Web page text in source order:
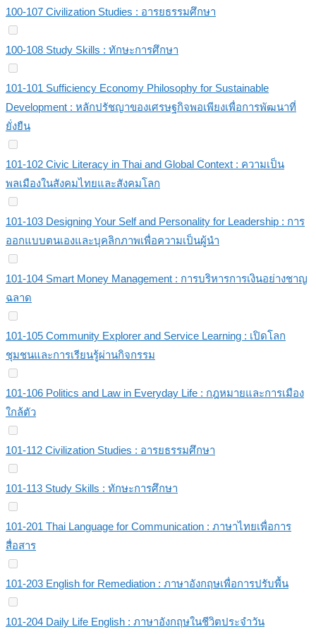
100-107 Civilization Studies : อารยธรรมศึกษา
100-108 Study Skills : ทักษะการศึกษา
101-101 Sufficiency Economy Philosophy for Sustainable
Development : หลักปรัชญาของเศรษฐกิจพอเพียงเพื่อการพัฒนาที่
ยั่งยืน
101-102 Civic Literacy in Thai and Global Context : ความเป็น
พลเมืองในสังคมไทยและสังคมโลก
101-103 Designing Your Self and Personality for Leadership : การ
ออกแบบตนเองและบุคลิกภาพเพื่อความเป็นผู้นำ
101-104 Smart Money Management : การบริหารการเงินอย่างชาญ
ฉลาด
101-105 Community Explorer and Service Learning : เปิดโลก
ชุมชนและการเรียนรู้ผ่านกิจกรรม
101-106 Politics and Law in Everyday Life : กฎหมายและการเมือง
ใกล้ตัว
101-112 Civilization Studies : อารยธรรมศึกษา
101-113 Study Skills : ทักษะการศึกษา
101-201 Thai Language for Communication : ภาษาไทยเพื่อการ
สื่อสาร
101-203 English for Remediation : ภาษาอังกฤษเพื่อการปรับพื้น
101-204 Daily Life English : ภาษาอังกฤษในชีวิตประจำวัน